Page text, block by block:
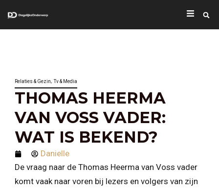
Relaties & Gezin,Tv & Media
THOMAS HEERMA
VAN VOSS VADER:
WAT IS BEKEND?
Danielle
De vraag naar de Thomas Heerma van Voss vader
komt vaak naar voren bij lezers en volgers van zijn